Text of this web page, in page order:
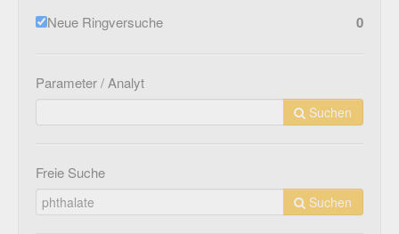
Neue Ringversuche 0
Parameter / Analyt
Suchen
Freie Suche
Suchen